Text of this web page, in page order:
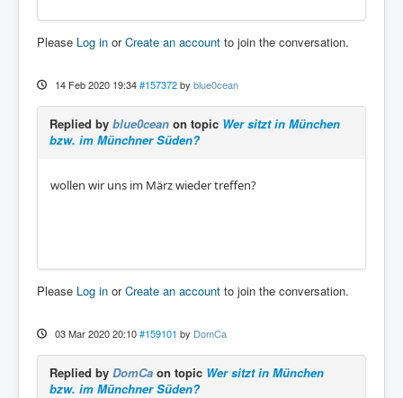
Please Log in orCreate an account to join the conversation.
14 Feb 2020 19:34 #157372 by blue0cean
Replied by blue0cean on topic Wer sitzt in München
bzw. im Münchner Süden?
wollen wir uns im März wieder treffen?
Please Log in orCreate an account to join the conversation.
03 Mar 2020 20:10 #159101 by DomCa
Replied by DomCa on topic Wer sitzt in München
bzw. im Münchner Süden?